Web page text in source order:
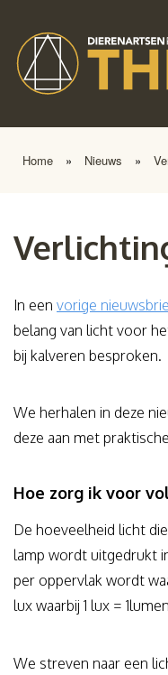
Home » Nieuws »
In een vorige
belang van licht voor
bij kalveren besproken.
We herhalen in deze
deze aan met
Hoe zorg ik voor
De hoeveelheid licht
lamp wordt uitgedrukt
per oppervlak wordt
lux waarbij 1 lux =
We streven naar een